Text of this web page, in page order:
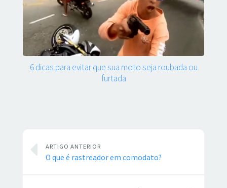
6 dicas para evitar que sua moto seja roubada ou
furtada
ARTIGO ANTERIOR
O que é rastreador em comodato?